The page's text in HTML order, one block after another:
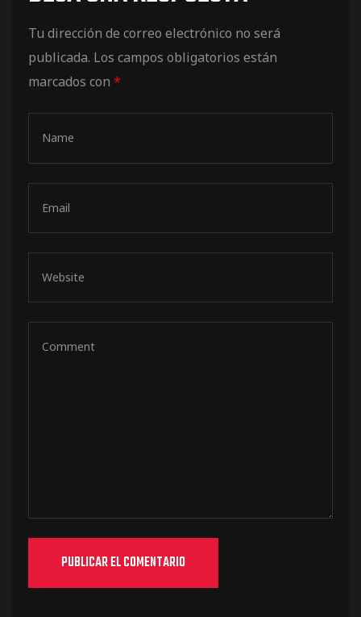
Tu dirección de correo electrónico no será
publicada. Los campos obligatorios están
marcados con *